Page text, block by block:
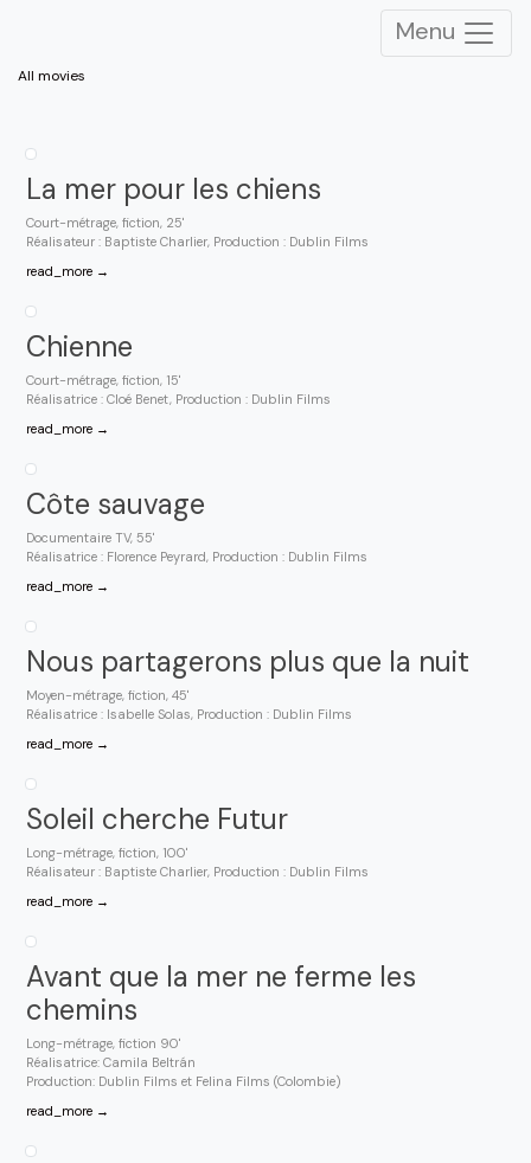
Menu
All movies
La mer pour les chiens
Court-métrage, fiction, 25'
Réalisateur : Baptiste Charlier, Production : Dublin Films
read_more →
Chienne
Court-métrage, fiction, 15'
Réalisatrice : Cloé Benet, Production : Dublin Films
read_more →
Côte sauvage
Documentaire TV, 55'
Réalisatrice : Florence Peyrard, Production : Dublin Films
read_more →
Nous partagerons plus que la nuit
Moyen-métrage, fiction, 45'
Réalisatrice : Isabelle Solas, Production : Dublin Films
read_more →
Soleil cherche Futur
Long-métrage, fiction, 100'
Réalisateur : Baptiste Charlier, Production : Dublin Films
read_more →
Avant que la mer ne ferme les
chemins
Long-métrage, fiction 90'
Réalisatrice: Camila Beltrán
Production: Dublin Films et Felina Films (Colombie)
read_more →